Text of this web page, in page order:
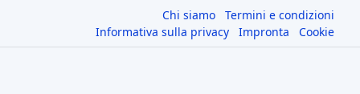
Chi siamo
Termini e condizioni
Informativa sulla privacy
Impronta Cookie